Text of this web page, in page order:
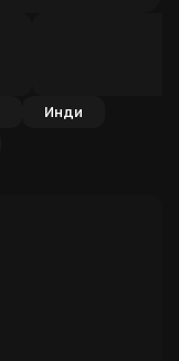
Инди